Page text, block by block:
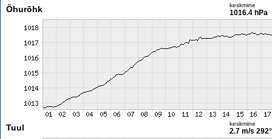
Õhurõhk keskmine
1016.4 hPa
Tuul keskmine
2.7 m/s 292°